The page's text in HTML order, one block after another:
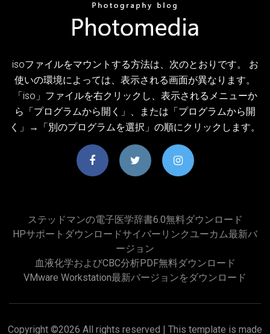
isoファイルをマウントする方法は、次のとおりです。 お
使いの環境によっては、表示される画面が異なります。
「iso」ファイルを右クリックし、表示されるメニューか
ら「プログラムから開く」、または「プログラムから開
く」→「別のプログラムを選択」の順にクリックします。
ステッドマンの電子医学辞書6.0無料ダウンロード
HPサポートダウンロードサイバーリンクユーカム最新バ
ージョン
血液化学およびCBC分析PDF無料ダウンロード
VMware Workstation最新バージョンをダウンロード
Copyright ©2026 All rights reserved | This template is made